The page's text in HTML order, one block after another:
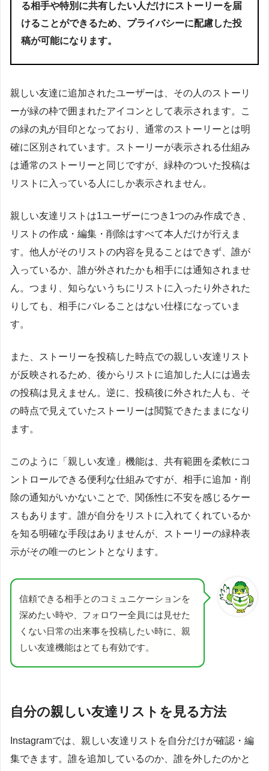
る相手や特別に共有したい人だけにストーリーを届
けることができるため、プライバシーに配慮した投
稿が可能になります。
親しい友達に追加されたユーザーは、その人のストーリ
ーが緑の枠で囲まれたアイコンとして表示されます。こ
の緑の丸が目印となっており、通常のストーリーとは明
確に区別されています。ストーリーが表示される仕組み
は通常のストーリーと同じですが、緑枠のついた投稿は
リストに入っている人にしか表示されません。
親しい友達リストは1ユーザーにつき1つのみ作成でき、
リストの作成・編集・削除はすべて本人だけが行えま
す。他人がそのリストの内容を見ることはできず、誰が
入っているか、誰が外されたかも相手には通知されませ
ん。つまり、知らないうちにリストに入ったり外された
りしても、相手にバレることはない仕様になっていま
す。
また、ストーリーを投稿した時点での親しい友達リスト
が反映されるため、後からリストに追加した人には過去
の投稿は見えません。逆に、投稿後に外された人も、そ
の時点で見えていたストーリーは閲覧できたままになり
ます。
このように「親しい友達」機能は、共有範囲を柔軟にコ
ントロールできる便利な仕組みですが、相手に追加・削
除の通知がいかないことで、関係性に不安を感じるケー
スもあります。誰が自分をリストに入れてくれているか
を知る明確な手段はありませんが、ストーリーの緑枠表
示がその唯一のヒントとなります。
信頼できる相手とのコミュニケーションを
深めたい時や、フォロワー全員には見せた
くない日常の出来事を投稿したい時に、親
しい友達機能はとても有効です。
自分の親しい友達リストを見る方法
Instagramでは、親しい友達リストを自分だけが確認・編
集できます。誰を追加しているのか、誰を外したのかと